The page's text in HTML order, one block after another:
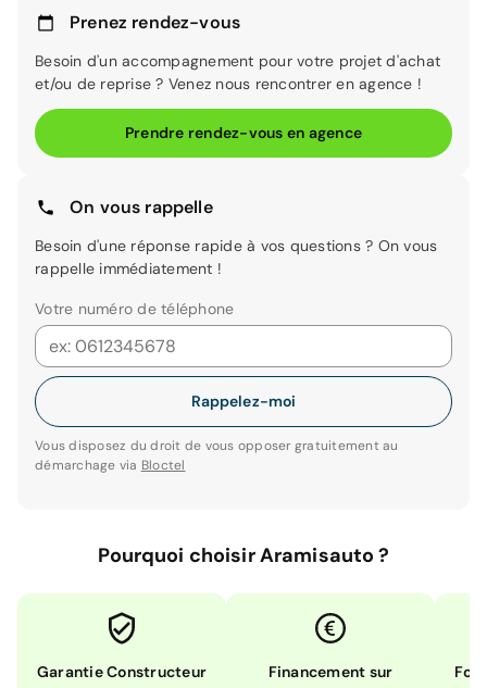
Prenez rendez-vous
Besoin d'un accompagnement pour votre projet d'achat
et/ou de reprise ? Venez nous rencontrer en agence !
Prendre rendez-vous en agence
On vous rappelle
Besoin d'une réponse rapide à vos questions ? On vous
rappelle immédiatement !
Votre numéro de téléphone
Rappelez-moi
Vous disposez du droit de vous opposer gratuitement au
démarchage via Bloctel
Pourquoi choisir Aramisauto ?
Garantie Constructeur
Financement sur